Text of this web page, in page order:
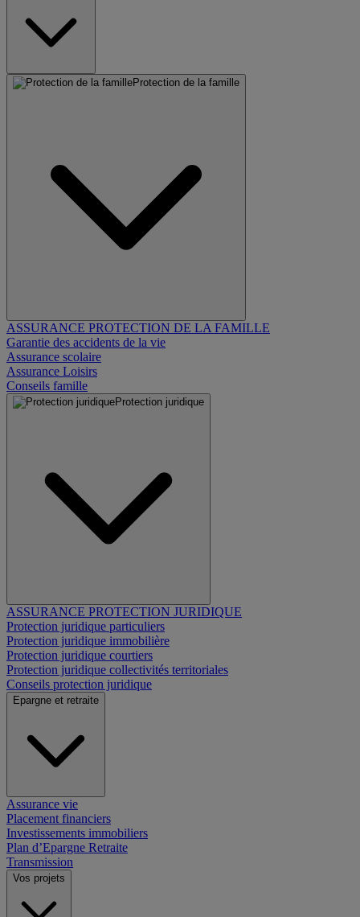
Protection de la famille
ASSURANCE PROTECTION DE LA FAMILLE
Garantie des accidents de la vie
Assurance scolaire
Assurance Loisirs
Conseils famille
Protection juridique
ASSURANCE PROTECTION JURIDIQUE
Protection juridique particuliers
Protection juridique immobilière
Protection juridique courtiers
Protection juridique collectivités territoriales
Conseils protection juridique
Epargne et retraite
Assurance vie
Placement financiers
Investissements immobiliers
Plan d’Epargne Retraite
Transmission
Vos projets